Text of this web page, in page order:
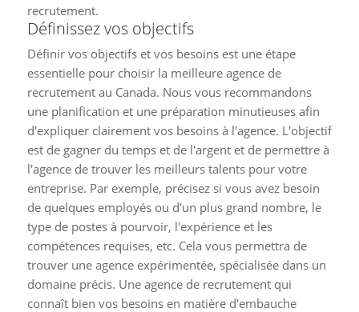
recrutement.
Définissez vos objectifs
Définir vos objectifs et vos besoins est une étape
essentielle pour choisir la meilleure agence de
recrutement au Canada. Nous vous recommandons
une planification et une préparation minutieuses afin
d'expliquer clairement vos besoins à l'agence. L'objectif
est de gagner du temps et de l'argent et de permettre à
l'agence de trouver les meilleurs talents pour votre
entreprise. Par exemple, précisez si vous avez besoin
de quelques employés ou d'un plus grand nombre, le
type de postes à pourvoir, l'expérience et les
compétences requises, etc. Cela vous permettra de
trouver une agence expérimentée, spécialisée dans un
domaine précis. Une agence de recrutement qui
connaît bien vos besoins en matière d'embauche